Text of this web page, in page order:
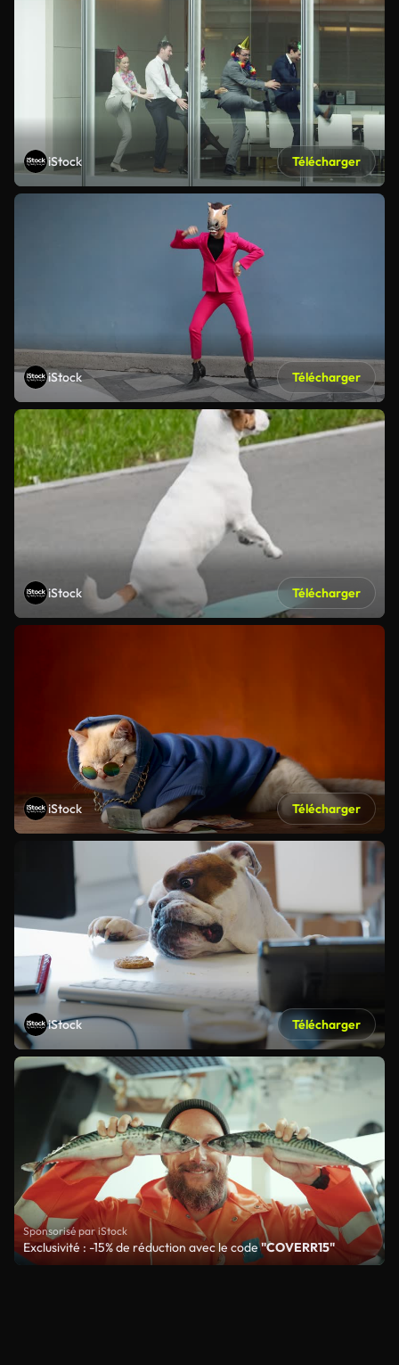
iStock Télécharger
iStock Télécharger
iStock Télécharger
iStock Télécharger
iStock Télécharger
Sponsorisé par iStock
Exclusivité : -15% de réduction avec le code"COVERR15"